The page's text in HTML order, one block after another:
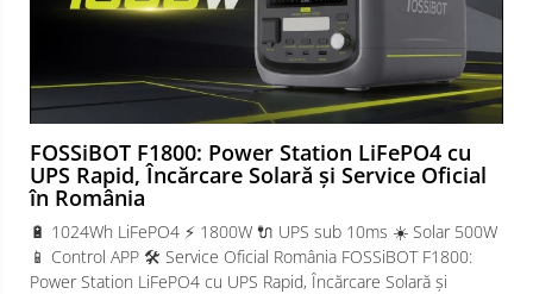
FOSSiBOT F1800: Power Station LiFePO4 cu
UPS Rapid, Încărcare Solară și Service Oficial
în România
🔋 1024Wh LiFePO4 ⚡ 1800W 🔌 UPS sub 10ms ☀️ Solar 500W
📱 Control APP 🛠️ Service Oficial România FOSSiBOT F1800:
Power Station LiFePO4 cu UPS Rapid, Încărcare Solară și